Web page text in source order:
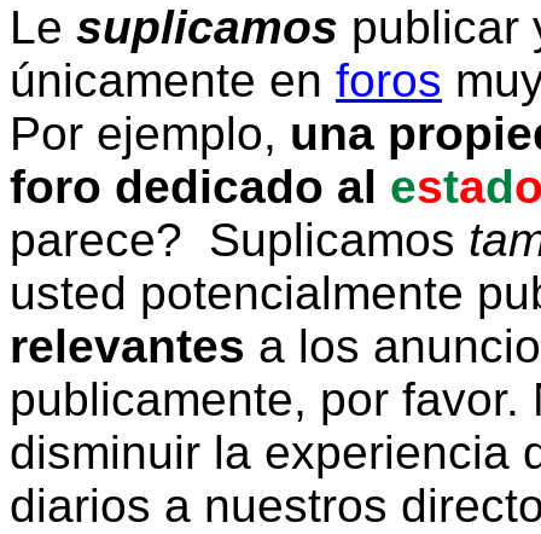
Le suplicamos publicar
únicamente en foros
Por ejemplo, una
foro dedicado al estad
parece? Suplicamos
usted potencialmente
relevantes a los
publicamente, por
disminuir la experiencia
diarios a nuestros